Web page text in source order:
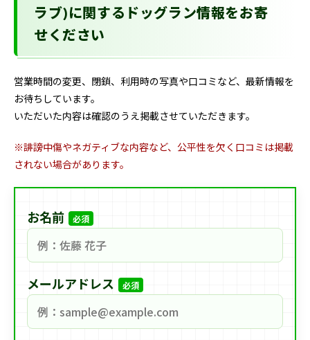
ラブ)に関するドッグラン情報をお寄
せください
営業時間の変更、閉鎖、利用時の写真や口コミなど、最新情報を
お待ちしています。
いただいた内容は確認のうえ掲載させていただきます。
※誹謗中傷やネガティブな内容など、公平性を欠く口コミは掲載
されない場合があります。
お名前 必須
メールアドレス 必須